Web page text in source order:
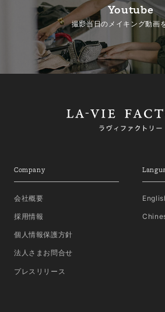
Youtube
撮影当日のメイキング動画
Company
会社概要
採用情報
個人情報保護方針
法人さまお問合せ
プレスリリース